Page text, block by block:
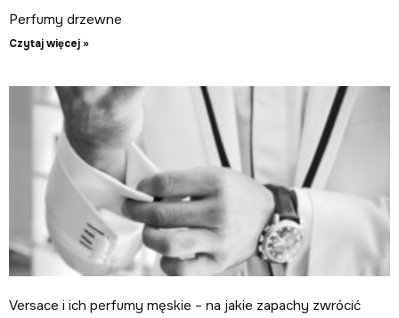
Perfumy drzewne
Czytaj więcej »
Versace i ich perfumy męskie – na jakie zapachy zwrócić